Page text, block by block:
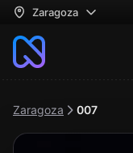
Zaragoza
Zaragoza 007